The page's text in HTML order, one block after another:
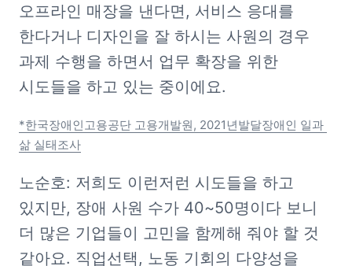
오프라인 매장을 낸다면, 서비스 응대를
한다거나 디자인을 잘 하시는 사원의 경우
과제 수행을 하면서 업무 확장을 위한
시도들을 하고 있는 중이에요.
*한국장애인고용공단 고용개발원, 2021년발달장애인 일과
삶 실태조사
노순호: 저희도 이런저런 시도들을 하고
있지만, 장애 사원 수가 40~50명이다 보니
더 많은 기업들이 고민을 함께해 줘야 할 것
같아요. 직업선택, 노동 기회의 다양성을